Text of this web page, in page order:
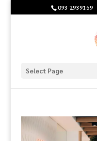
093 2939159
Select Page